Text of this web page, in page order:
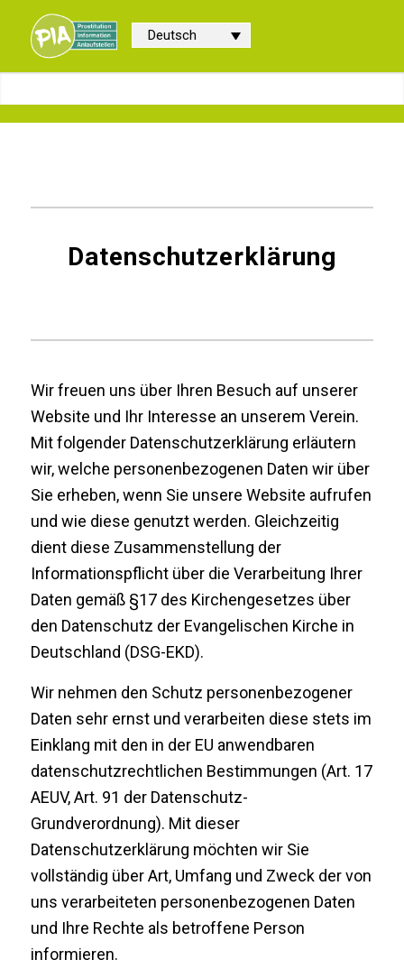
Deutsch
Datenschutzerklärung
Wir freuen uns über Ihren Besuch auf unserer
Website und Ihr Interesse an unserem Verein.
Mit folgender Datenschutzerklärung erläutern
wir, welche personenbezogenen Daten wir über
Sie erheben, wenn Sie unsere Website aufrufen
und wie diese genutzt werden. Gleichzeitig
dient diese Zusammenstellung der
Informationspflicht über die Verarbeitung Ihrer
Daten gemäß §17 des Kirchengesetzes über
den Datenschutz der Evangelischen Kirche in
Deutschland (DSG-EKD).
Wir nehmen den Schutz personenbezogener
Daten sehr ernst und verarbeiten diese stets im
Einklang mit den in der EU anwendbaren
datenschutzrechtlichen Bestimmungen (Art. 17
AEUV, Art. 91 der Datenschutz-
Grundverordnung). Mit dieser
Datenschutzerklärung möchten wir Sie
vollständig über Art, Umfang und Zweck der von
uns verarbeiteten personenbezogenen Daten
und Ihre Rechte als betroffene Person
informieren.